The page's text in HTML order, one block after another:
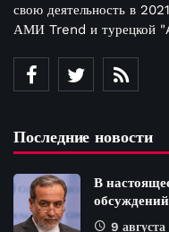
свою деятельность в
АМИ Trend и турецкой
Последние новости
В
9